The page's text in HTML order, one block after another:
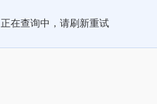
正在查询中，请刷新重试